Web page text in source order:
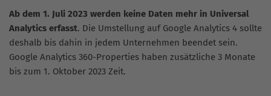
Ab dem 1. Juli 2023 werden keine Daten mehr in Universal
Analytics erfasst. Die Umstellung auf Google Analytics 4 sollte
deshalb bis dahin in jedem Unternehmen beendet sein.
Google Analytics 360-Properties haben zusätzliche 3 Monate
bis zum 1. Oktober 2023 Zeit.